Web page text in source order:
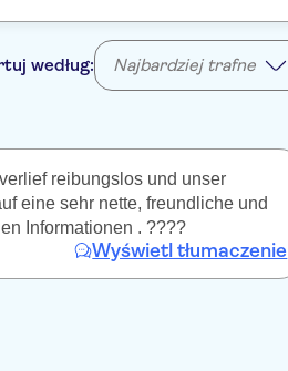
według: Najbardziej trafne
reibungslos und unser
eine sehr nette, freundliche und
Informationen . ????
Wyświetl tłumaczenie